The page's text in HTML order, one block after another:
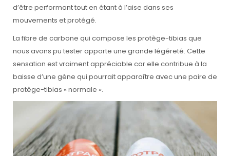
d’être performant tout en étant à l’aise dans ses
mouvements et protégé.
La fibre de carbone qui compose les protège-tibias que
nous avons pu tester apporte une grande légéreté. Cette
sensation est vraiment appréciable car elle contribue à la
baisse d’une gène qui pourrait apparaître avec une paire de
protège-tibias « normale ».